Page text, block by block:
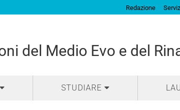
Redazione
del Medio Evo e del
STUDIARE